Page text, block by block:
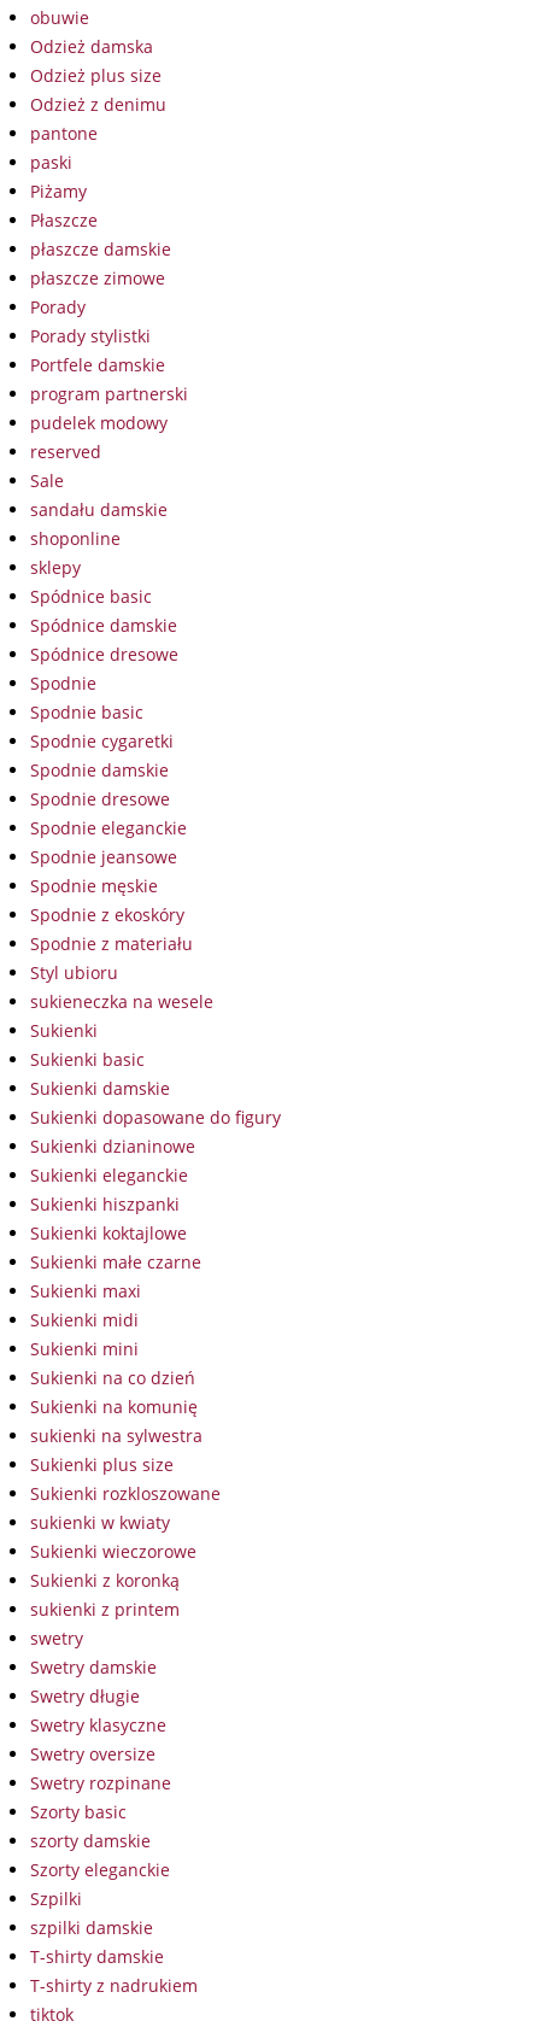
obuwie
Odzież damska
Odzież plus size
Odzież z denimu
pantone
paski
Piżamy
Płaszcze
płaszcze damskie
płaszcze zimowe
Porady
Porady stylistki
Portfele damskie
program partnerski
pudelek modowy
reserved
Sale
sandału damskie
shoponline
sklepy
Spódnice basic
Spódnice damskie
Spódnice dresowe
Spodnie
Spodnie basic
Spodnie cygaretki
Spodnie damskie
Spodnie dresowe
Spodnie eleganckie
Spodnie jeansowe
Spodnie męskie
Spodnie z ekoskóry
Spodnie z materiału
Styl ubioru
sukieneczka na wesele
Sukienki
Sukienki basic
Sukienki damskie
Sukienki dopasowane do figury
Sukienki dzianinowe
Sukienki eleganckie
Sukienki hiszpanki
Sukienki koktajlowe
Sukienki małe czarne
Sukienki maxi
Sukienki midi
Sukienki mini
Sukienki na co dzień
Sukienki na komunię
sukienki na sylwestra
Sukienki plus size
Sukienki rozkloszowane
sukienki w kwiaty
Sukienki wieczorowe
Sukienki z koronką
sukienki z printem
swetry
Swetry damskie
Swetry długie
Swetry klasyczne
Swetry oversize
Swetry rozpinane
Szorty basic
szorty damskie
Szorty eleganckie
Szpilki
szpilki damskie
T-shirty damskie
T-shirty z nadrukiem
tiktok